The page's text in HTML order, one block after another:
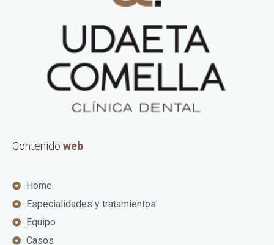
Contenido web
Home
Especialidades y tratamientos
Equipo
Casos